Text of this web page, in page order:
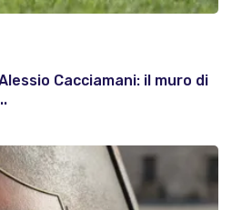
Cacciamani: il muro di